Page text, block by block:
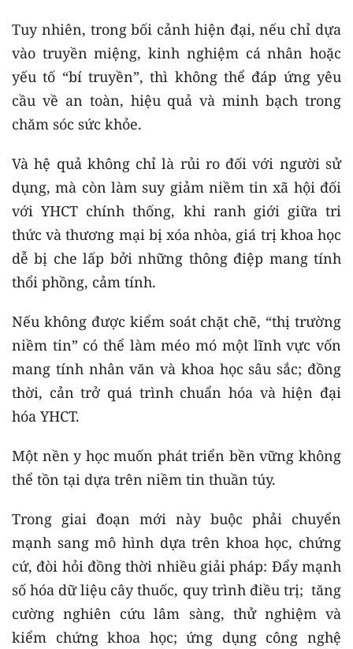
Tuy nhiên, trong bối cảnh hiện đại, nếu chỉ dựa
vào truyền miệng, kinh nghiệm cá nhân hoặc
yếu tố “bí truyền”, thì không thể đáp ứng yêu
cầu về an toàn, hiệu quả và minh bạch trong
chăm sóc sức khỏe.
Và hệ quả không chỉ là rủi ro đối với người sử
dụng, mà còn làm suy giảm niềm tin xã hội đối
với YHCT chính thống, khi ranh giới giữa tri
thức và thương mại bị xóa nhòa, giá trị khoa học
dễ bị che lấp bởi những thông điệp mang tính
thổi phồng, cảm tính.
Nếu không được kiểm soát chặt chẽ, “thị trường
niềm tin” có thể làm méo mó một lĩnh vực vốn
mang tính nhân văn và khoa học sâu sắc; đồng
thời, cản trở quá trình chuẩn hóa và hiện đại
hóa YHCT.
Một nền y học muốn phát triển bền vững không
thể tồn tại dựa trên niềm tin thuần túy.
Trong giai đoạn mới này buộc phải chuyển
mạnh sang mô hình dựa trên khoa học, chứng
cứ, đòi hỏi đồng thời nhiều giải pháp: Đẩy mạnh
số hóa dữ liệu cây thuốc, quy trình điều trị; tăng
cường nghiên cứu lâm sàng, thử nghiệm và
kiểm chứng khoa học; ứng dụng công nghệ